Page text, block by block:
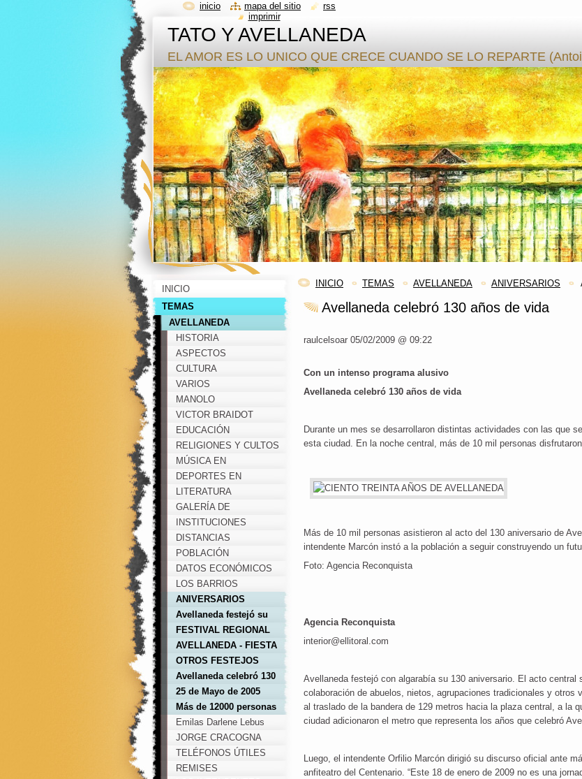
TATO Y AVELLANEDA
EL AMOR ES LO UNICO QUE CRECE CUANDO SE LO REPARTE
INICIO TEMAS AVELLANEDA ANIVERSARIOS
Avellaneda celebró 130 años de vida
raulcelsoar 05/02/2009 @ 09:22
Con un intenso programa alusivo
Avellaneda celebró 130 años de vida
Durante un mes se desarrollaron distintas actividades con las que
esta ciudad. En la noche central, más de 10 mil personas
Más de 10 mil personas asistieron al acto del 130 aniversario de
intendente Marcón instó a la población a seguir construyendo un
Foto: Agencia Reconquista
Agencia Reconquista
interior@ellitoral.com
Avellaneda festejó con algarabía su 130 aniversario. El acto
colaboración de abuelos, nietos, agrupaciones tradicionales y otros
al traslado de la bandera de 129 metros hacia la plaza central, a la
ciudad adicionaron el metro que representa los años que celebró
Luego, el intendente Orfilio Marcón dirigió su discurso oficial ante
anfiteatro del Centenario. “Este 18 de enero de 2009 no es una
INICIO
TEMAS
AVELLANEDA
HISTORIA
ASPECTOS
GEOGRÁFICOS
CULTURA
VARIOS
MANOLO
VICTOR BRAIDOT
EDUCACIÓN
RELIGIONES Y CULTOS
MÚSICA EN
AVELLANEDA
DEPORTES EN
AVELLANEDA
LITERATURA
GALERÍA DE
IMÁGENES
INSTITUCIONES
DISTANCIAS
POBLACIÓN
DATOS ECONÓMICOS
LOS BARRIOS
ANIVERSARIOS
Avellaneda festejó su
125º Aniversario
FESTIVAL REGIONAL
DE NUESTRO CAMPO
AVELLANEDA - FIESTA
DEL ALGODON 2010
OTROS FESTEJOS
POR EL
BICENTENARIO EN
AVELLANEDA
Avellaneda celebró 130
años de vida
25 de Mayo de 2005
Más de 12000 personas
vibraron al ritmo de
Alejandro Lerner
Emilas Darlene Lebus
JORGE CRACOGNA
TELÉFONOS ÚTILES
REMISES
inicio mapa del sitio
rss
imprimir